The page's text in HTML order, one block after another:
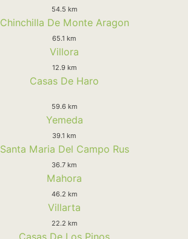
54.5 km
Chinchilla De Monte Aragon
65.1 km
Villora
12.9 km
Casas De Haro
59.6 km
Yemeda
39.1 km
Santa Maria Del Campo Rus
36.7 km
Mahora
46.2 km
Villarta
22.2 km
Casas De Los Pinos